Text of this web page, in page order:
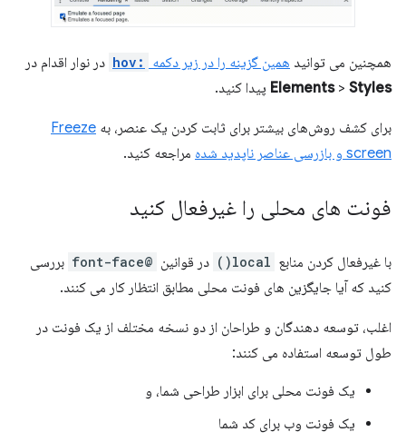
همچنین می توانید همین گزینه را در زیر دکمه :hov
در نوار اقدام در
Elements> Styles پیدا کنید.
برای کشف روش‌های بیشتر برای ثابت کردن یک عنصر، به Freeze
screen و بازرسی عناصر ناپدید شده
مراجعه کنید.
فونت های محلی را غیرفعال کنید
با غیرفعال کردن منابع local() در قوانین @font-face
بررسی
کنید که آیا جایگزین های فونت محلی مطابق انتظار کار می کنند.
اغلب، توسعه دهندگان و طراحان از دو نسخه مختلف از یک فونت در
طول توسعه استفاده می کنند:
یک فونت محلی برای ابزار طراحی شما، و
یک فونت وب برای کد شما